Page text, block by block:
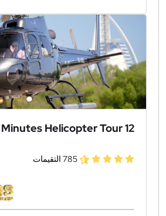
12 Minutes Helicopter Tour
785 التقيمات